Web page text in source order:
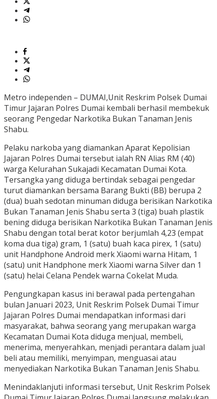
Metro independen – DUMAI,Unit Reskrim Polsek Dumai
Timur Jajaran Polres Dumai kembali berhasil membekuk
seorang Pengedar Narkotika Bukan Tanaman Jenis
Shabu.
Pelaku narkoba yang diamankan Aparat Kepolisian
Jajaran Polres Dumai tersebut ialah RN Alias RM (40)
warga Kelurahan Sukajadi Kecamatan Dumai Kota.
Tersangka yang diduga bertindak sebagai pengedar
turut diamankan bersama Barang Bukti (BB) berupa 2
(dua) buah sedotan minuman diduga berisikan Narkotika
Bukan Tanaman Jenis Shabu serta 3 (tiga) buah plastik
bening diduga berisikan Narkotika Bukan Tanaman Jenis
Shabu dengan total berat kotor berjumlah 4,23 (empat
koma dua tiga) gram, 1 (satu) buah kaca pirex, 1 (satu)
unit Handphone Android merk Xiaomi warna Hitam, 1
(satu) unit Handphone merk Xiaomi warna Silver dan 1
(satu) helai Celana Pendek warna Cokelat Muda.
Pengungkapan kasus ini berawal pada pertengahan
bulan Januari 2023, Unit Reskrim Polsek Dumai Timur
Jajaran Polres Dumai mendapatkan informasi dari
masyarakat, bahwa seorang yang merupakan warga
Kecamatan Dumai Kota diduga menjual, membeli,
menerima, menyerahkan, menjadi perantara dalam jual
beli atau memiliki, menyimpan, menguasai atau
menyediakan Narkotika Bukan Tanaman Jenis Shabu.
Menindaklanjuti informasi tersebut, Unit Reskrim Polsek